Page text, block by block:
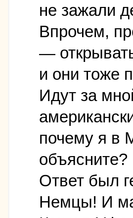
не зажали
Впрочем,
—
и они тоже
Идут за
почему я в
объясните?
Ответ был
Немцы! И